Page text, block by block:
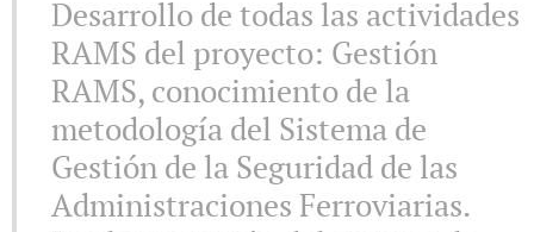
Desarrollo de todas las actividades
RAMS del proyecto: Gestión
RAMS, conocimiento de la
metodología del Sistema de
Gestión de la Seguridad de las
Administraciones Ferroviarias.